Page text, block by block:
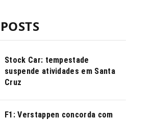
Stock Car: tempestade
suspende atividades em Santa
Cruz
F1: Verstappen concorda com